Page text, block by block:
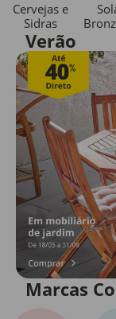
Cervejas e
Sidras
Verão
Marcas